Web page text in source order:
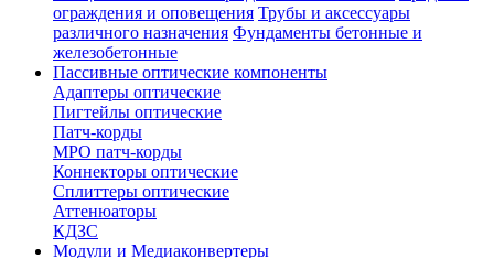
ограждения и оповещения Трубы и аксессуары
различного назначения Фундаменты бетонные и
железобетонные
Пассивные оптические компоненты
Адаптеры оптические
Пигтейлы оптические
Патч-корды
MPO патч-корды
Коннекторы оптические
Сплиттеры оптические
Аттенюаторы
КДЗС
Модули и Медиаконвертеры